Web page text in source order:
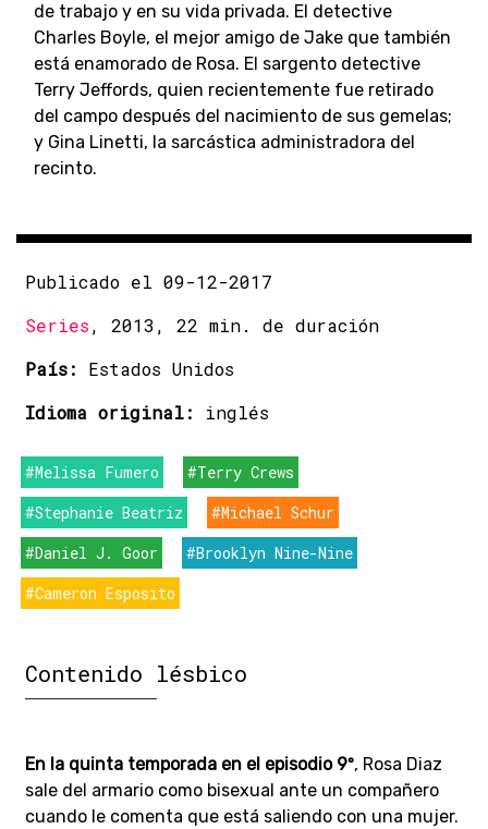
de trabajo y en su vida privada. El detective
Charles Boyle, el mejor amigo de Jake que también
está enamorado de Rosa. El sargento detective
Terry Jeffords, quien recientemente fue retirado
del campo después del nacimiento de sus gemelas;
y Gina Linetti, la sarcástica administradora del
recinto.
Publicado el 09-12-2017
Series, 2013, 22 min. de duración
País: Estados Unidos
Idioma original: inglés
#Melissa Fumero
#Terry Crews
#Stephanie Beatriz
#Michael Schur
#Daniel J. Goor
#Brooklyn Nine-Nine
#Cameron Esposito
Contenido lésbico
En la quinta temporada en el episodio 9º, Rosa Diaz
sale del armario como bisexual ante un compañero
cuando le comenta que está saliendo con una mujer.